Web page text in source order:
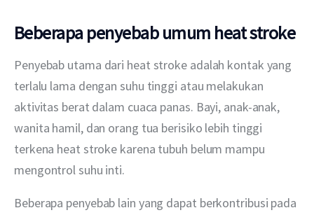
Beberapa penyebab umum heat stroke
Penyebab utama dari heat stroke adalah kontak yang
terlalu lama dengan suhu tinggi atau melakukan
aktivitas berat dalam cuaca panas. Bayi, anak-anak,
wanita hamil, dan orang tua berisiko lebih tinggi
terkena heat stroke karena tubuh belum mampu
mengontrol suhu inti.
Beberapa penyebab lain yang dapat berkontribusi pada